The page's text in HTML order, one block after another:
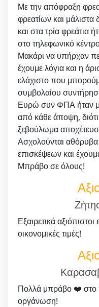
Με την απόφραξη
φρεατίων και
και στα τρία
στο τηλεφωνικό
Μακάρι να υπήρχαν
έχουμε λόγια και η
ελάχιστο που
συμβολαίου
Ευρώ συν ΦΠΑ ήταν
από κάθε άποψη,
ξεβούλωμα
Ασχολούνται
επισκέψεων και
Μπράβο σε όλους!
Εξαιρετικά
οικονομικές τιμές!
Πολλά μπράβο ❤️ στο
οργάνωση!